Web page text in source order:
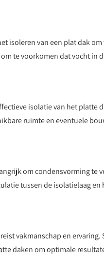
isoleren van een plat dak
te voorkomen dat vocht in
isolatie van het platte
ruimte en eventuele
om condensvorming te
tussen de isolatielaag en
vakmanschap en
daken om optimale